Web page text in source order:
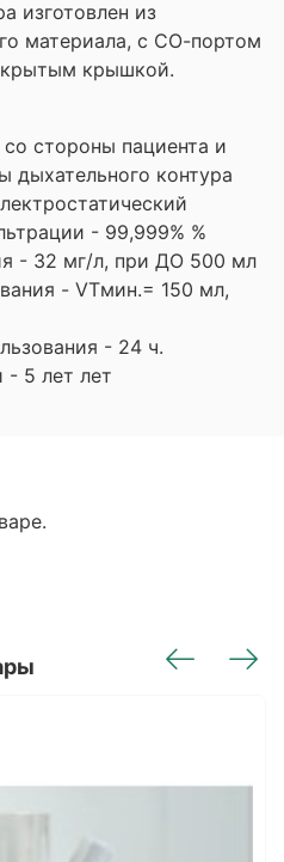
изготовлен из
материала, с СО-портом
крышкой.
стороны пациента и
дыхательного контура
- 99,999% %
- 32 мг/л, при ДО 500 мл
- VTмин.= 150 мл,
- 24 ч.
- 5 лет лет